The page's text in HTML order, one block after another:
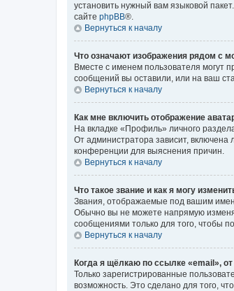
установить нужный вам языковой
сайте phpBB®.
Вернуться к началу
Что означают изображения рядом с
Вместе с именем пользователя могут
сообщений вы оставили, или на ваш
Вернуться к началу
Как мне включить отображение
На вкладке «Профиль» личного
От администратора зависит, включена
конференции для выяснения причин.
Вернуться к началу
Что такое звание и как я могу
Звания, отображаемые под вашим
Обычно вы не можете напрямую
сообщениями только для того, чтобы
Вернуться к началу
Когда я щёлкаю по ссылке «email»,
Только зарегистрированные
возможность. Это сделано для того,